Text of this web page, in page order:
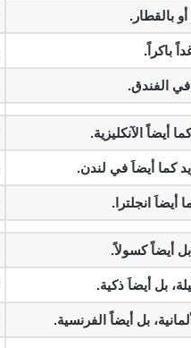
بالقطار.‬
باكراً.‬
الفندق.‬
أيضاً الآنكليزية.‬
كما أيضاَ في لندن.‬
أيضاَ انجلترا.‬
أيضاً كسولاً.‬
بل أيضاَ ذكية.‬
بل أيضاً الفرنسية.‬